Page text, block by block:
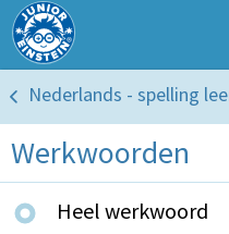
Nederlands - spelling
Werkwoorden
Heel werkwoord